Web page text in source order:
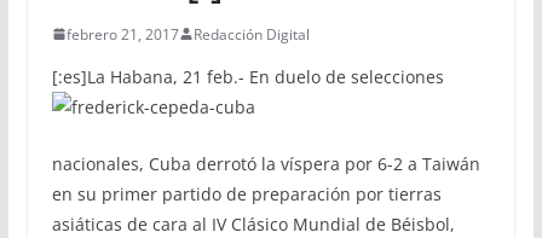
febrero 21, 2017 Redacción Digital
[:es]La Habana, 21 feb.- En duelo de selecciones
nacionales, Cuba derrotó la víspera por 6-2 a Taiwán
en su primer partido de preparación por tierras
asiáticas de cara al IV Clásico Mundial de Béisbol,